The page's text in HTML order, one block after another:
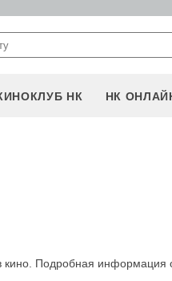
НК НК
Подробная информация